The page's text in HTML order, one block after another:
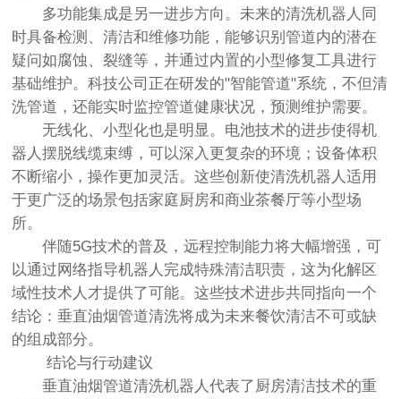
多功能集成是另一进步方向。未来的清洗机器人同
时具备检测、清洁和维修功能，能够识别管道内的潜在
疑问如腐蚀、裂缝等，并通过内置的小型修复工具进行
基础维护。科技公司正在研发的"智能管道"系统，不但清
洗管道，还能实时监控管道健康状况，预测维护需要。
无线化、小型化也是明显。电池技术的进步使得机
器人摆脱线缆束缚，可以深入更复杂的环境；设备体积
不断缩小，操作更加灵活。这些创新使清洗机器人适用
于更广泛的场景包括家庭厨房和商业茶餐厅等小型场
所。
伴随5G技术的普及，远程控制能力将大幅增强，可
以通过网络指导机器人完成特殊清洁职责，这为化解区
域性技术人才提供了可能。这些技术进步共同指向一个
结论：垂直油烟管道清洗将成为未来餐饮清洁不可或缺
的组成部分。
结论与行动建议
垂直油烟管道清洗机器人代表了厨房清洁技术的重